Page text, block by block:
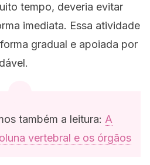
tempo, deveria evitar
imediata. Essa atividade
gradual e apoiada por
também a leitura: A
vertebral e os órgãos